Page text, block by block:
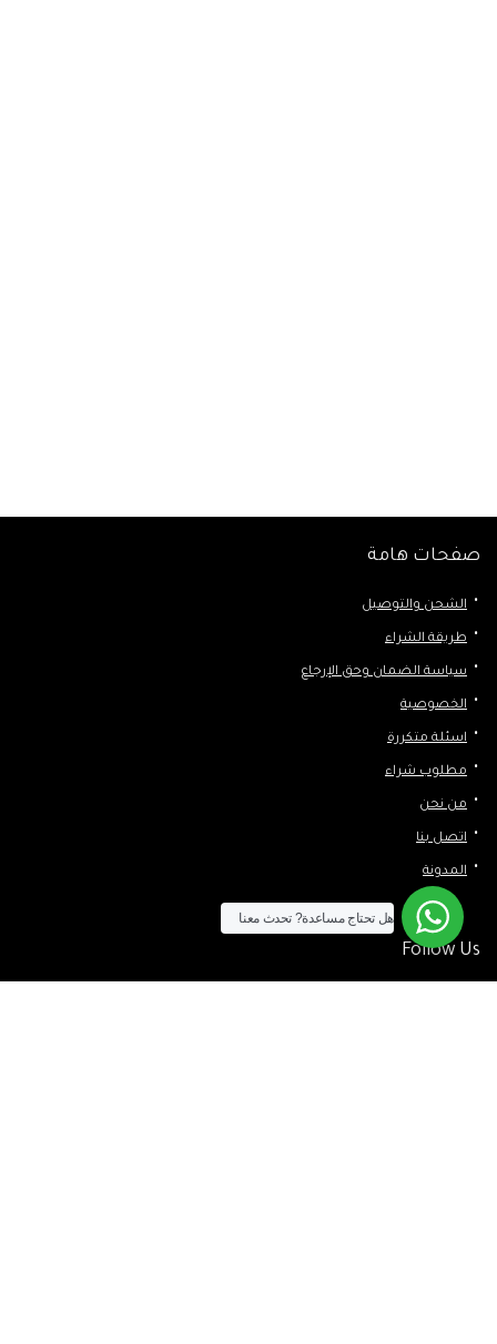
صفحات هامة
الشحن والتوصيل
طريقة الشراء
سياسة الضمان وحق الإرجاع
الخصوصية
اسئلة متكررة
مطلوب شراء
من نحن
اتصل بنا
المدونة
Follow Us
هل تحتاج مساعدة? تحدث معنا